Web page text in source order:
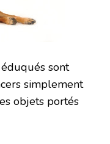
sont
simplement
objets portés